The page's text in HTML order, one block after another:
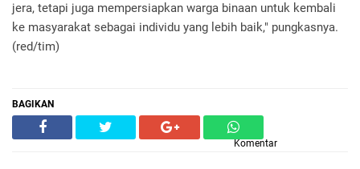
jera, tetapi juga mempersiapkan warga binaan untuk kembali
ke masyarakat sebagai individu yang lebih baik," pungkasnya.
(red/tim)
BAGIKAN
Komentar